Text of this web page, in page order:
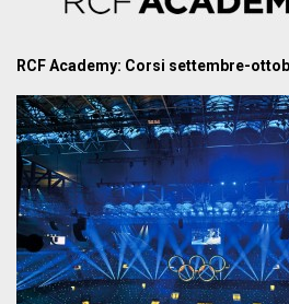
RCF Academy: Corsi settembre-